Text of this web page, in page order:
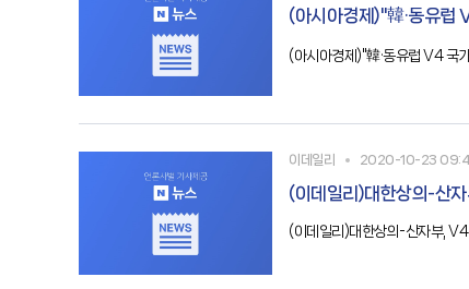
(아시아경제)"韓·동유럽
(아시아경제)"韓·동유럽 V4 국
이데일리 2020-10-23
(이데일리)대한상의-산
(이데일리)대한상의-산자부,